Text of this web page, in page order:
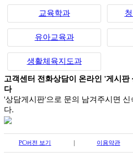
교육학과
유아교육과
생활체육지도과
고객센터 전화상담이 온라인 '게시판
다
'상담게시판'으로 문의 남겨주시면 신
다.
PC버전 보기 이용약관